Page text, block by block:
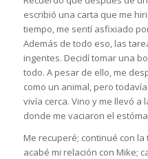
escribió una carta que me
tiempo, me sentí asfixiado
Además de todo eso, las
ingentes. Decidí tomar una
todo. A pesar de ello, me
como un animal, pero
vivía cerca. Vino y me llevó
donde me vaciaron el
Me recuperé; continué con
acabé mi relación con Mike;